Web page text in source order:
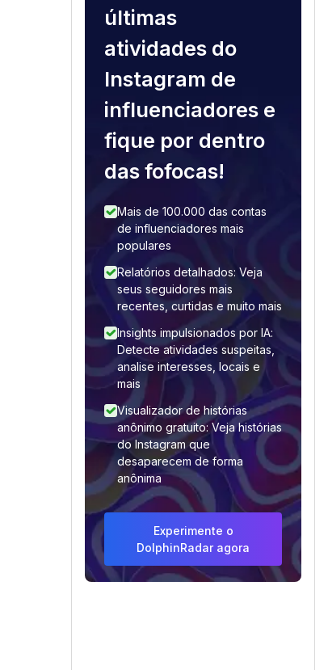
últimas
atividades do
Instagram de
influenciadores e
fique por dentro
das fofocas!
Mais de 100.000 das contas
de influenciadores mais
populares
Relatórios detalhados: Veja
seus seguidores mais
recentes, curtidas e muito mais
Insights impulsionados por IA:
Detecte atividades suspeitas,
analise interesses, locais e
mais
Visualizador de histórias
anônimo gratuito: Veja histórias
do Instagram que
desaparecem de forma
anônima
Experimente o
DolphinRadar agora